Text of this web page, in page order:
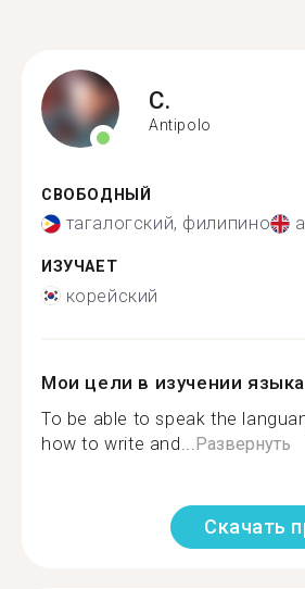
C.
Antipolo
СВОБОДНЫЙ
тагалогский, филипино
ИЗУЧАЕТ
корейский
Мои цели в изучении языка
To be able to speak the
how to write and... Развернуть
Скачать